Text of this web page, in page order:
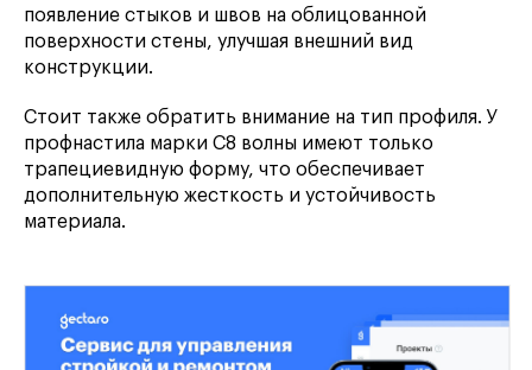
появление стыков и швов на облицованной
поверхности стены, улучшая внешний вид
конструкции.
Стоит также обратить внимание на тип профиля. У
профнастила марки С8 волны имеют только
трапециевидную форму, что обеспечивает
дополнительную жесткость и устойчивость
материала.